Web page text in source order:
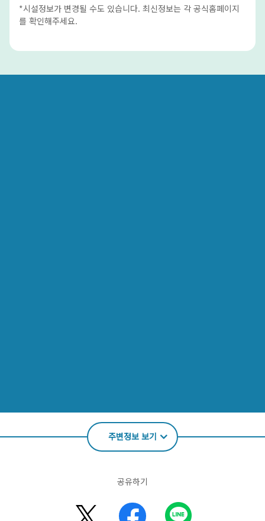
*시설정보가 변경될 수도 있습니다. 최신정보는 각 공식홈페이지
를 확인해주세요.
주변정보 보기
공유하기